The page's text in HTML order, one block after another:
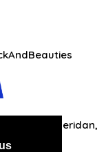
St Ste R Sheridan,